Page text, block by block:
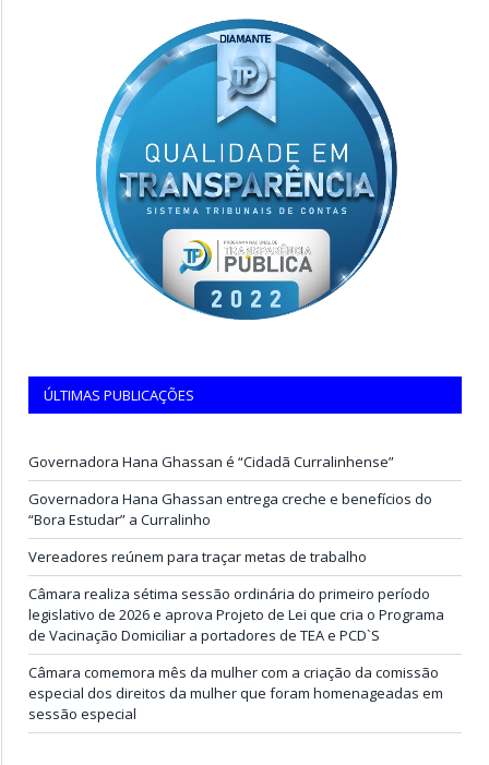
ÚLTIMAS PUBLICAÇÕES
Governadora Hana Ghassan é “Cidadã Curralinhense”
Governadora Hana Ghassan entrega creche e benefícios do
“Bora Estudar” a Curralinho
Vereadores reúnem para traçar metas de trabalho
Câmara realiza sétima sessão ordinária do primeiro período
legislativo de 2026 e aprova Projeto de Lei que cria o Programa
de Vacinação Domiciliar a portadores de TEA e PCD`S
Câmara comemora mês da mulher com a criação da comissão
especial dos direitos da mulher que foram homenageadas em
sessão especial